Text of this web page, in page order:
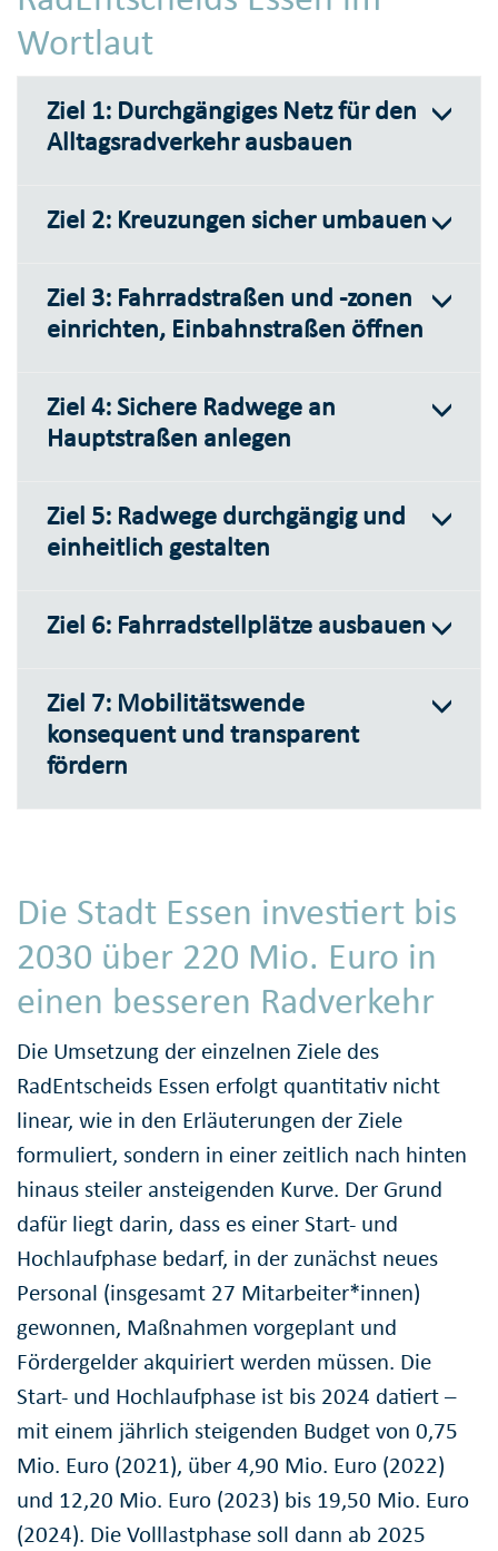
Wortlaut
Ziel 1: Durchgängiges Netz für den
Alltagsradverkehr ausbauen
Ziel 2: Kreuzungen sicher umbauen
Ziel 3: Fahrradstraßen und -zonen
einrichten, Einbahnstraßen öffnen
Ziel 4: Sichere Radwege an
Hauptstraßen anlegen
Ziel 5: Radwege durchgängig und
einheitlich gestalten
Ziel 6: Fahrradstellplätze ausbauen
Ziel 7: Mobilitätswende
konsequent und transparent
fördern
Die Stadt Essen investiert bis
2030 über 220 Mio. Euro in
einen besseren Radverkehr
Die Umsetzung der einzelnen Ziele des
RadEntscheids Essen erfolgt quantitativ nicht
linear, wie in den Erläuterungen der Ziele
formuliert, sondern in einer zeitlich nach hinten
hinaus steiler ansteigenden Kurve. Der Grund
dafür liegt darin, dass es einer Start- und
Hochlaufphase bedarf, in der zunächst neues
Personal (insgesamt 27 Mitarbeiter*innen)
gewonnen, Maßnahmen vorgeplant und
Fördergelder akquiriert werden müssen. Die
Start- und Hochlaufphase ist bis 2024 datiert –
mit einem jährlich steigenden Budget von 0,75
Mio. Euro (2021), über 4,90 Mio. Euro (2022)
und 12,20 Mio. Euro (2023) bis 19,50 Mio. Euro
(2024). Die Volllastphase soll dann ab 2025